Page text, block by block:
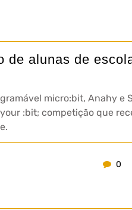
de alunas de
micro:bit, Anahy e
:bit; competição que
0